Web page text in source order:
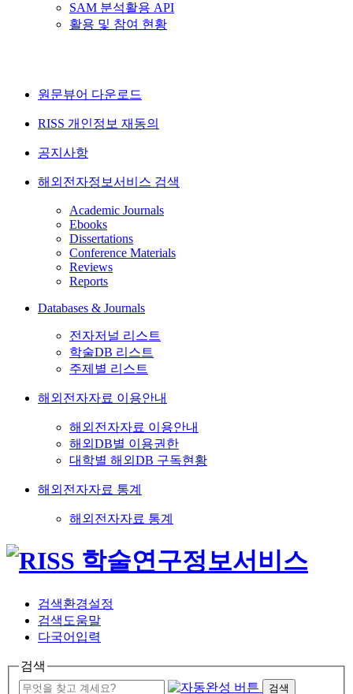
SAM 분석활용 API
활용 및 참여 현황
원문뷰어 다운로드
RISS 개인정보 재동의
공지사항
해외전자정보서비스 검색
Academic Journals
Ebooks
Dissertations
Conference Materials
Reviews
Reports
Databases & Journals
전자저널 리스트
학술DB 리스트
주제별 리스트
해외전자자료 이용안내
해외전자자료 이용안내
해외DB별 이용권한
대학별 해외DB 구독현황
해외전자자료 통계
해외전자자료 통계
검색환경설정
검색도움말
다국어입력
검색
검색